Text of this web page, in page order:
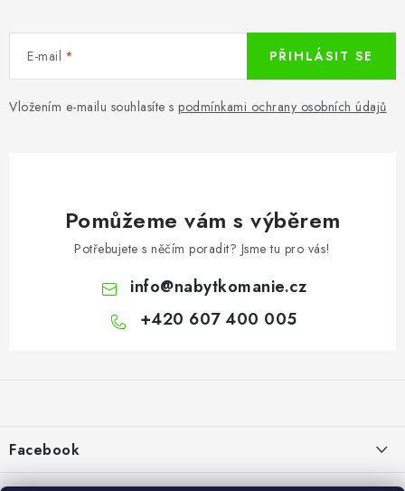
E-mail
Vložením e-mailu souhlasíte s podmínkami ochrany osobních údajů
PŘIHLÁSIT SE
Pomůžeme vám s výběrem
Potřebujete s něčím poradit? Jsme tu pro vás!
info@nabytkomanie.cz
+420 607 400 005
aFacebook